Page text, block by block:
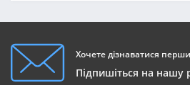
Хочете дізнаватися
Підпишіться на нашу